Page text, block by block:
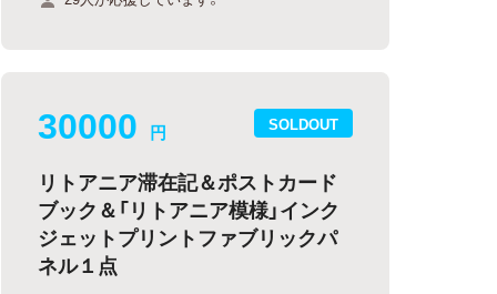
SOLDOUT
30000 円
リトアニア滞在記＆ポストカード
ブック＆「リトアニア模様」インク
ジェットプリントファブリックパ
ネル１点